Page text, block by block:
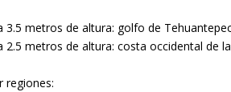
3.5 metros de altura: golfo de
2.5 metros de altura: costa occidental de
regiones: